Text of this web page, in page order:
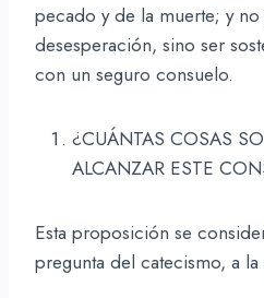
pecado y de la muerte; y
desesperación, sino ser
con un seguro consuelo.
¿CUÁNTAS COSAS
ALCANZAR ESTE
Esta proposición se
pregunta del catecismo, a